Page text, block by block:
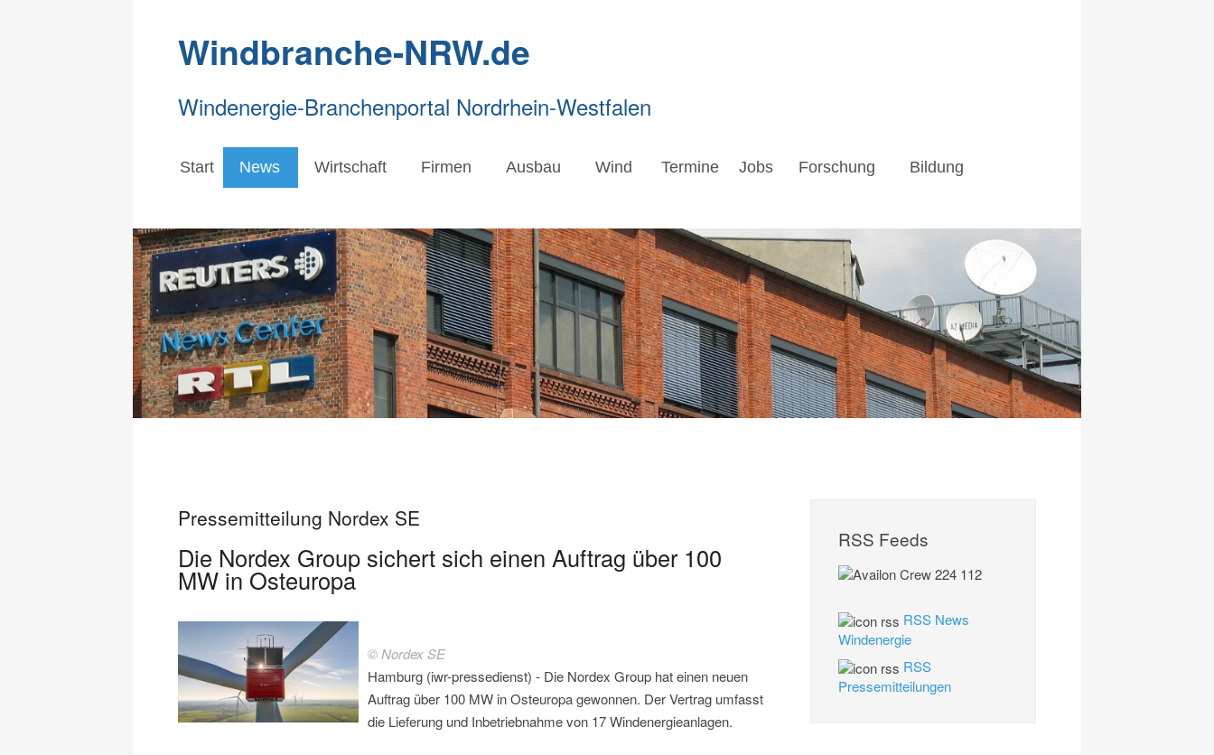
Windbranche-NRW.de
Windenergie-Branchenportal Nordrhein-Westfalen
Start News Wirtschaft Firmen Ausbau Wind Termine Jobs Forschung Bildung
Pressemitteilung Nordex SE
Die Nordex Group sichert sich einen Auftrag über 100
MW in Osteuropa
© Nordex SE
Hamburg (iwr-pressedienst) - Die Nordex Group hat einen neuen
Auftrag über 100 MW in Osteuropa gewonnen. Der Vertrag umfasst
die Lieferung und Inbetriebnahme von 17 Windenergieanlagen.
RSS Feeds
RSS News
Windenergie
RSS
Pressemitteilungen